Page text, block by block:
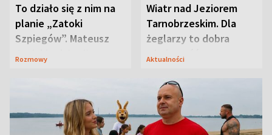
To działo się z nim na
planie „Zatoki
Szpiegów”. Mateusz
Janicki odsłonił
Rozmowy
Wiatr nad Jeziorem
Tarnobrzeskim. Dla
żeglarzy to dobra
wiadomość
Aktualności